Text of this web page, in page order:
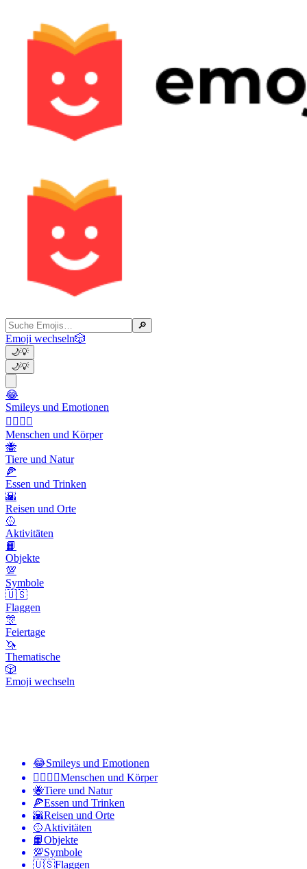
🔎
Emoji wechseln🎲
🌙💡
🌙💡
😂
Smileys und Emotionen
👩‍❤️‍💋‍👨
Menschen und Körper
🐝
Tiere und Natur
🍕
Essen und Trinken
🌇
Reisen und Orte
🥎
Aktivitäten
📙
Objekte
💯
Symbole
🇺🇸
Flaggen
🎊
Feiertage
🦄
Thematische
🎲
Emoji wechseln
😂Smileys und Emotionen
👩‍❤️‍💋‍👨Menschen und Körper
🐝Tiere und Natur
🍕Essen und Trinken
🌇Reisen und Orte
🥎Aktivitäten
📙Objekte
💯Symbole
🇺🇸Flaggen